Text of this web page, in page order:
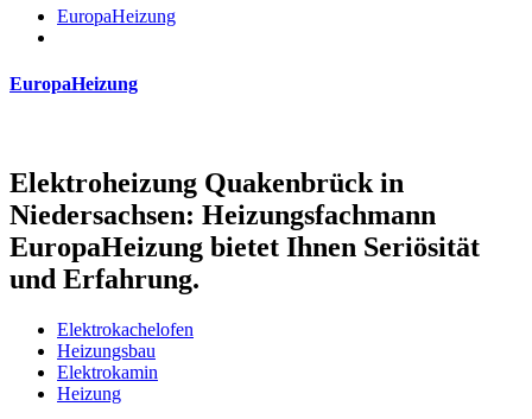
EuropaHeizung
EuropaHeizung
Elektroheizung Quakenbrück in
Niedersachsen: Heizungsfachmann
EuropaHeizung bietet Ihnen Seriösität
und Erfahrung.
Elektrokachelofen
Heizungsbau
Elektrokamin
Heizung